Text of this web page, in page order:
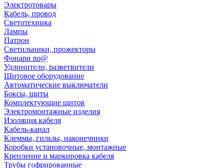
Электротовары
Кабель, провод
Светотехника
Лампы
Патрон
Светильники, прожекторы
Фонари no@
Удлинители, разветвители
Щитовое оборудование
Автоматические выключатели
Боксы, щиты
Комплектующие щитов
Электромонтажные изделия
Изоляция кабеля
Кабель-канал
Клеммы, гильзы, наконечники
Коробки установочные, монтажные
Крепление и маркировка кабеля
Трубы гофрированные